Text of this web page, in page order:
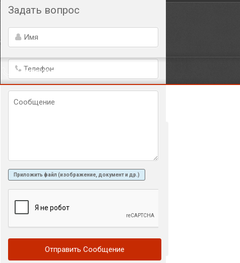
+7 (495) 252-07-09
+7 (906) 079-66-09
Email: info@ferrium.ru
Контакты
Задать вопрос
Приложить файл (изображение, документ и др.)